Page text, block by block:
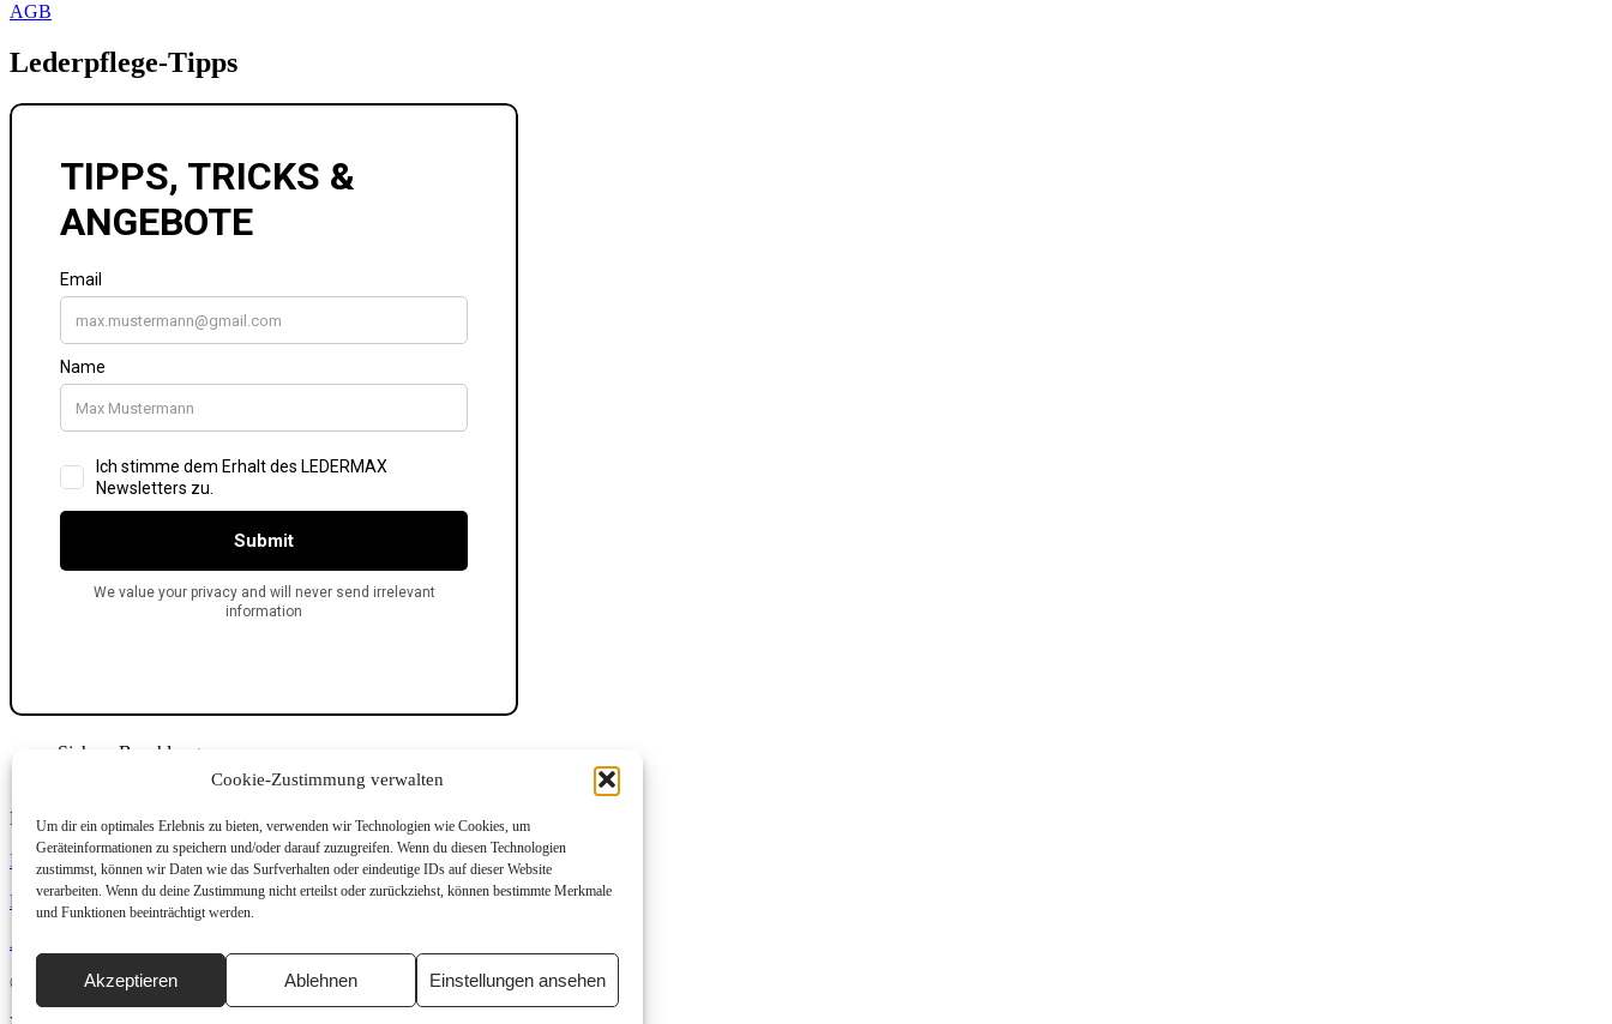
Cookie-Zustimmung verwalten
Um dir ein optimales Erlebnis zu bieten, verwenden wir Technologien wie Cookies, um
Geräteinformationen zu speichern und/oder darauf zuzugreifen. Wenn du diesen Technologien
zustimmst, können wir Daten wie das Surfverhalten oder eindeutige IDs auf dieser Website
verarbeiten. Wenn du deine Zustimmung nicht erteilst oder zurückziehst, können bestimmte Merkmale
und Funktionen beeinträchtigt werden.
Akzeptieren Ablehnen Einstellungen ansehen
AGB
Lederpflege-Tipps
Sichere Bezahlung
Facebook Twitter Youtube
Impressum
Datenschutzerklärung
AGB
© 2025 Ledermax – Leder ist unsere Leidenschaft